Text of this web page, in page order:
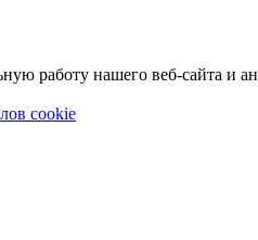
работу нашего веб-сайта и
cookie